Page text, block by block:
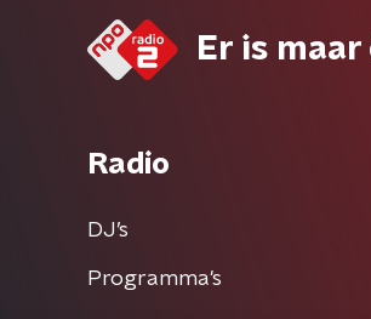
Er is maar
Radio
DJ’s
Programma's